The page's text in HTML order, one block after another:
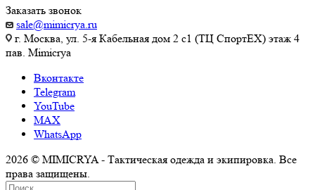
Заказать звонок
sale@mimicrya.ru
г. Москва, ул. 5-я Кабельная дом 2 с1 (ТЦ СпортEX) этаж 4
пав. Mimicrya
Вконтакте
Telegram
YouTube
MAX
WhatsApp
2026 © MIMICRYA - Тактическая одежда и экипировка. Все
права защищены.